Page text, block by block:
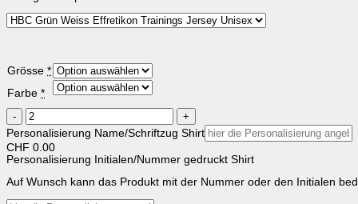
Grösse (für
HBC
Grün
Weiss
Trainings
Jersey
Unisex)
*
Farbe (für
Weiss
Effretikon
Trainings
Jersey
Unisex)
*
HBC
Grün
Weiss
Effretikon
Trainings
Unisex
Menge
Personalisierung Name/Schriftzug Shirt
CHF 0.00
Personalisierung Initialen/Nummer gedruckt Shirt
Auf Wunsch kann das Produkt mit der Nummer oder den Initialen